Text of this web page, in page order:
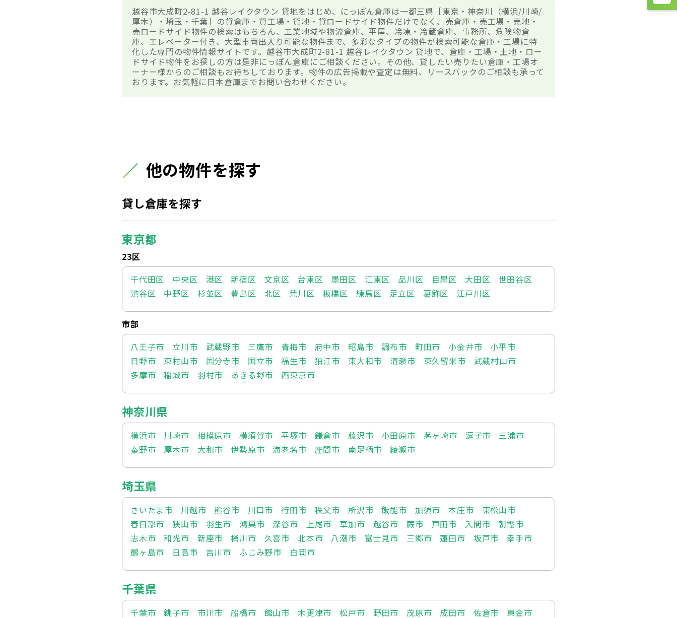
越谷市大成町2-81-1 越谷レイクタウン 貸地をはじめ、にっぽん倉庫は一都三県［東京・神奈川（横浜/川崎/
厚木）・埼玉・千葉］の貸倉庫・貸工場・貸地・貸ロードサイド物件だけでなく、売倉庫・売工場・売地・
売ロードサイド物件の検索はもちろん、工業地域や物流倉庫、平屋、冷凍・冷蔵倉庫、事務所、危険物倉
庫、エレベーター付き、大型車両出入り可能な物件まで、多彩なタイプの物件が検索可能な倉庫・工場に特
化した専門の物件情報サイトです。越谷市大成町2-81-1 越谷レイクタウン 貸地で、倉庫・工場・土地・ロー
ドサイド物件をお探しの方は是非にっぽん倉庫にご相談ください。その他、貸したい売りたい倉庫・工場オ
ーナー様からのご相談もお待ちしております。物件の広告掲載や査定は無料、リースバックのご相談も承って
おります。お気軽に日本倉庫までお問い合わせください。
他の物件を探す
貸し倉庫を探す
東京都
23区
千代田区
中央区 港区 新宿区 文京区 台東区 墨田区 江東区 品川区 目黒区 大田区
世田谷区
渋谷区
中野区 杉並区 豊島区 北区 荒川区 板橋区 練馬区 足立区 葛飾区 江戸川区
市部
八王子市
立川市 武蔵野市 三鷹市 青梅市 府中市 昭島市 調布市 町田市 小金井市
小平市
日野市
東村山市 国分寺市 国立市 福生市 狛江市 東大和市 清瀬市 東久留米市
武蔵村山市
多摩市
稲城市 羽村市 あきる野市 西東京市
神奈川県
横浜市 川崎市 相模原市 横須賀市 平塚市 鎌倉市 藤沢市 小田原市 茅ヶ崎市 逗子市
三浦市
秦野市
厚木市 大和市 伊勢原市 海老名市 座間市 南足柄市 綾瀬市
埼玉県
さいたま市 川越市 熊谷市 川口市 行田市 秩父市 所沢市 飯能市 加須市 本庄市
東松山市
春日部市
狭山市 羽生市 鴻巣市 深谷市 上尾市 草加市 越谷市 蕨市 戸田市 入間市
朝霞市
志木市
和光市 新座市 桶川市 久喜市 北本市 八潮市 富士見市 三郷市 蓮田市 坂戸市
幸手市
鶴ヶ島市
日高市 吉川市 ふじみ野市 白岡市
千葉県
千葉市 銚子市 市川市 船橋市 館山市 木更津市 松戸市 野田市 茂原市 成田市 佐倉市 東金市